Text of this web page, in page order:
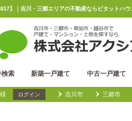
】｜吉川・三郷エリアの不動産ならピタットハ
検索 新築一戸建て 中古一戸建て
様 ログイン 吉川市 三郷市